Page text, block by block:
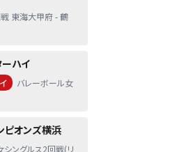
東海大甲府 - 鶴
ハイ
バレーボール女
ピオンズ横浜
シングルス2回戦(リ